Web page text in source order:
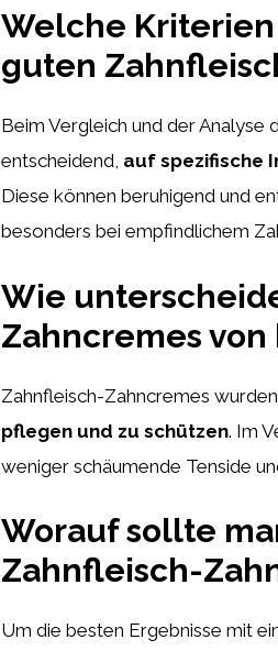
Welche
guten
Beim Vergleich und der Analyse
entscheidend, auf spezifische
Diese können beruhigend und
besonders bei empfindlichem
Wie
Zahncremes
Zahnfleisch-Zahncremes
pflegen und zu schützen. Im
weniger schäumende Tenside
Worauf sollte
Zahnfleisch-
Um die besten Ergebnisse mit